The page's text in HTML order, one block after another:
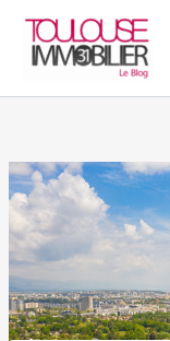
contenu